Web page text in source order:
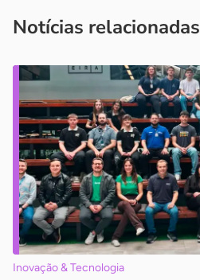
Notícias relacionadas
Inovação & Tecnologia